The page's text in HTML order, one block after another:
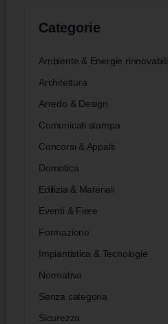
Categorie
Ambiente & Energie rinnovabili
Architettura
Arredo & Design
Comunicati stampa
Concorsi & Appalti
Domotica
Edilizia & Materiali
Eventi & Fiere
Formazione
Impiantistica & Tecnologie
Normativa
Senza categoria
Sicurezza